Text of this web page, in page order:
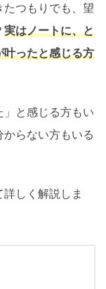
つもりでも、望
実はノートに、と
ったと感じる方
と感じる方もい
らない方もいる
しく解説しま